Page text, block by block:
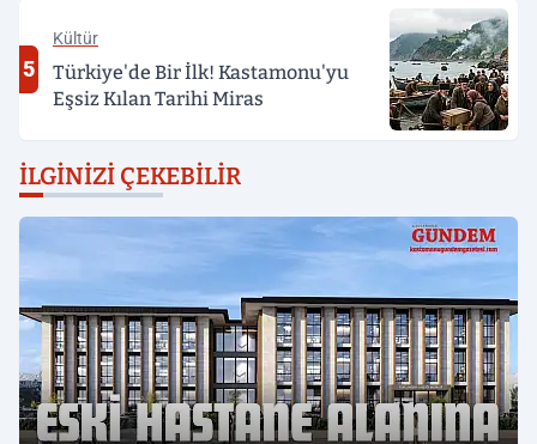
5
Kültür
Türkiye'de Bir İlk! Kastamonu'yu
Eşsiz Kılan Tarihi Miras
İLGINIZI ÇEKEBILIR